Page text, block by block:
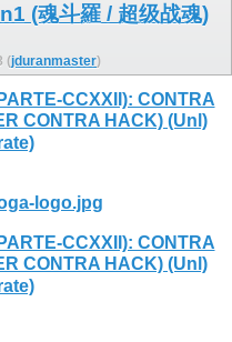
(魂斗羅 / 超级战魂)
(jduranmaster)
CCXXII): CONTRA
CONTRA HACK) (Unl)
logo.jpg
CCXXII): CONTRA
CONTRA HACK) (Unl)